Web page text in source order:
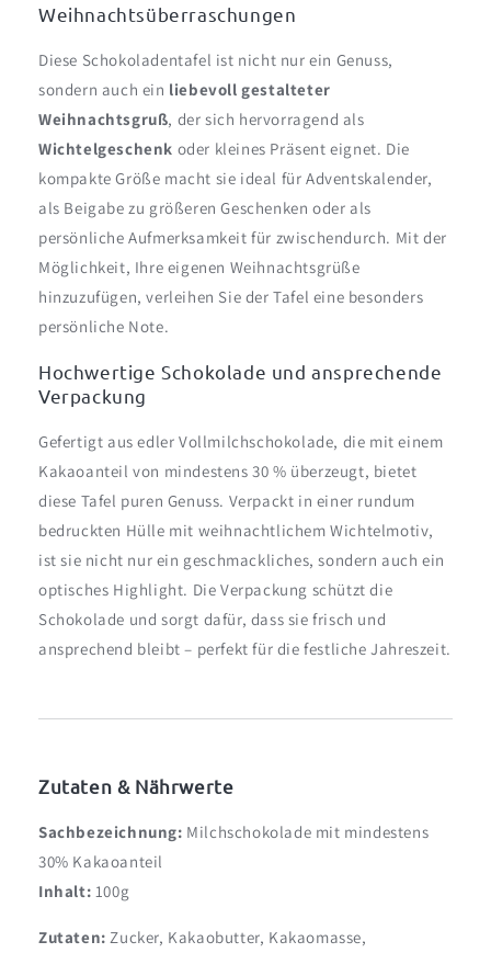
Weihnachtsüberraschungen
Diese Schokoladentafel ist nicht nur ein Genuss,
sondern auch ein liebevoll gestalteter
Weihnachtsgruß, der sich hervorragend als
Wichtelgeschenk oder kleines Präsent eignet. Die
kompakte Größe macht sie ideal für Adventskalender,
als Beigabe zu größeren Geschenken oder als
persönliche Aufmerksamkeit für zwischendurch. Mit der
Möglichkeit, Ihre eigenen Weihnachtsgrüße
hinzuzufügen, verleihen Sie der Tafel eine besonders
persönliche Note.
Hochwertige Schokolade und ansprechende
Verpackung
Gefertigt aus edler Vollmilchschokolade, die mit einem
Kakaoanteil von mindestens 30 % überzeugt, bietet
diese Tafel puren Genuss. Verpackt in einer rundum
bedruckten Hülle mit weihnachtlichem Wichtelmotiv,
ist sie nicht nur ein geschmackliches, sondern auch ein
optisches Highlight. Die Verpackung schützt die
Schokolade und sorgt dafür, dass sie frisch und
ansprechend bleibt – perfekt für die festliche Jahreszeit.
Zutaten & Nährwerte
Sachbezeichnung: Milchschokolade mit mindestens
30% Kakaoanteil
Inhalt: 100g
Zutaten: Zucker, Kakaobutter, Kakaomasse,